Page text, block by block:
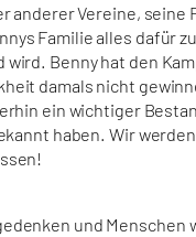
anderer Vereine, seine
Familie alles dafür
wird. Benny hat den
damals nicht
ein wichtiger
haben. Wir
und Menschen